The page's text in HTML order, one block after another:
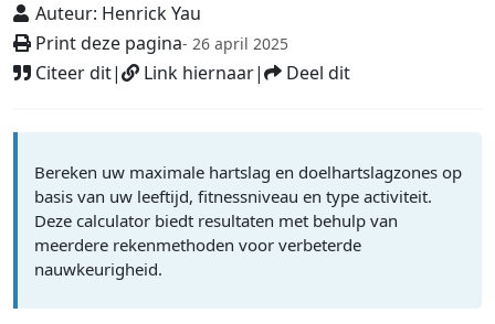
Auteur: Henrick Yau
Print deze pagina- 26 april 2025
Citeer dit| Link hiernaar| Deel dit
Bereken uw maximale hartslag en doelhartslagzones op
basis van uw leeftijd, fitnessniveau en type activiteit.
Deze calculator biedt resultaten met behulp van
meerdere rekenmethoden voor verbeterde
nauwkeurigheid.